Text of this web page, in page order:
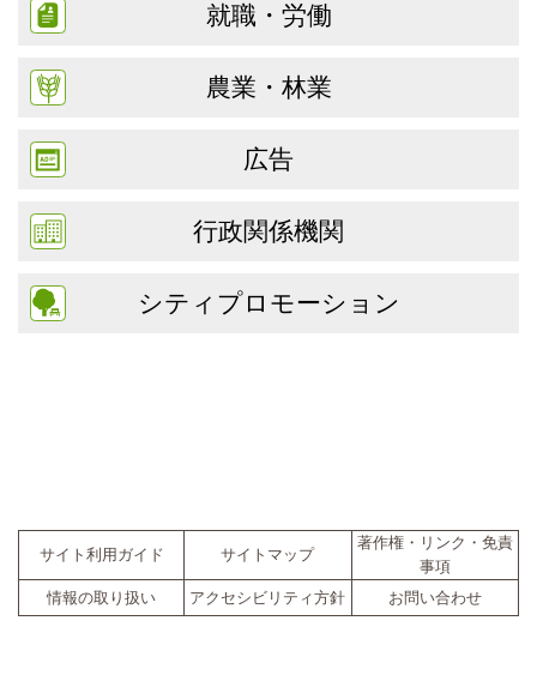
就職・労働
農業・林業
広告
行政関係機関
シティプロモーション
サイト利用ガイド サイトマップ
著作権・リンク・免責
事項
情報の取り扱い
アクセシビリティ方針 お問い合わせ